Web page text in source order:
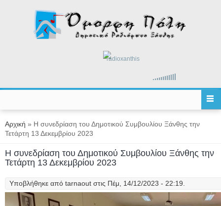
radioxanthis
Είστε εδώ
Αρχική » Η συνεδρίαση του Δημοτικού Συμβουλίου Ξάνθης την
Τετάρτη 13 Δεκεμβρίου 2023
Η συνεδρίαση του Δημοτικού Συμβουλίου Ξάνθης την
Τετάρτη 13 Δεκεμβρίου 2023
Υποβλήθηκε από tarnaout στις Πέμ, 14/12/2023 - 22:19.